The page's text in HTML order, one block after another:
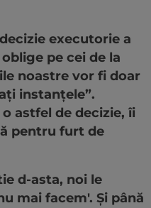
executorie a
pe cei de la
noastre vor fi doar
instanțele”.
astfel de decizie, îi
pentru furt de
d-asta, noi le
mai facem'. Și până